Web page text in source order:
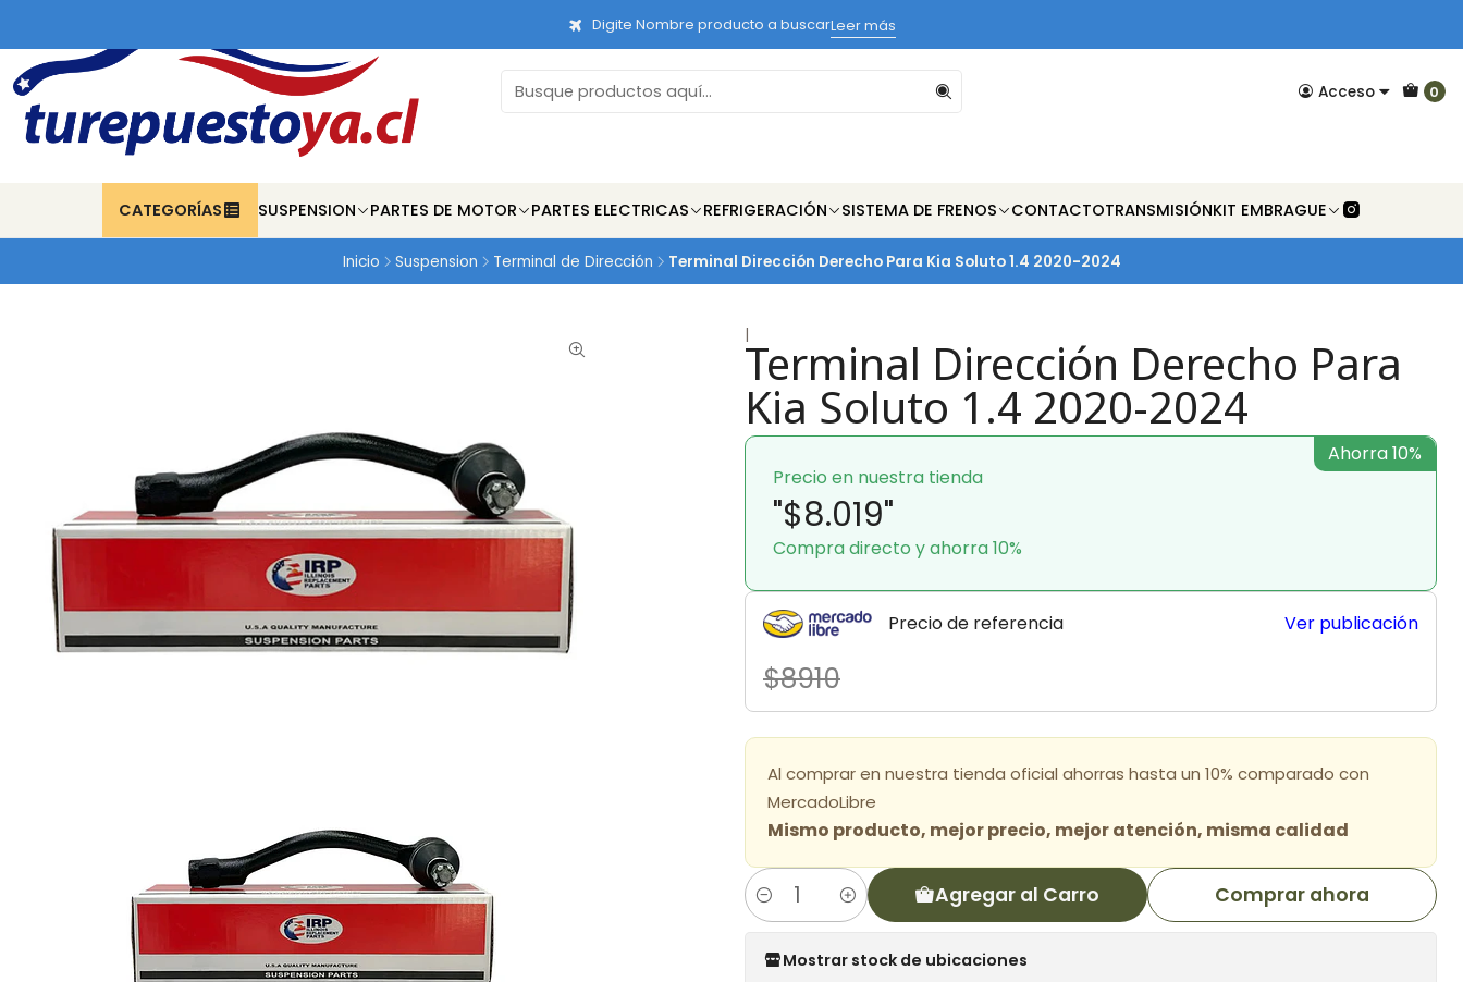
Acceso 0
CATEGORÍAS SUSPENSION PARTES DE MOTOR PARTES ELECTRICAS REFRIGERACIÓN SISTEMA DE FRENOS CONTACTOTRANSMISIÓNKIT EMBRAGUE
Digite Nombre producto a buscarLeer más
Inicio Suspension Terminal de Dirección Terminal Dirección Derecho Para Kia Soluto 1.4 2020-2024
|Terminal Dirección Derecho Para
Kia Soluto 1.4 2020-2024
Precio en nuestra tienda
"$8.019"
Compra directo y ahorra 10%
Ahorra 10%
Precio de referencia
$8910
Ver publicación
Al comprar en nuestra tienda oficial ahorras hasta un 10% comparado con
MercadoLibre
Mismo producto, mejor precio, mejor atención, misma calidad
Cantidad Agregar al Carro Comprar ahora
Mostrar stock de ubicaciones